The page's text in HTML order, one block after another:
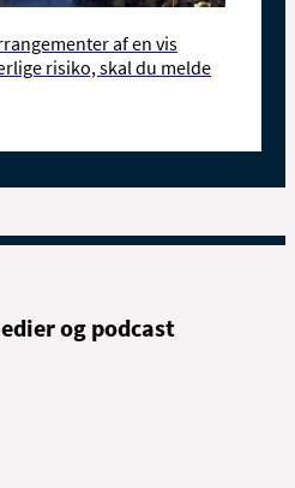
af en vis
risiko, skal du melde
og podcast